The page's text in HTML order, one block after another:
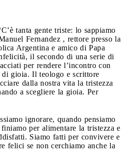
tanta gente triste: lo sappiamo
Fernandez , rettore presso la
Argentina e amico di Papa
il secondo di una serie di
per rendere l’incontro con
gioia. Il teologo e scrittore
dalla nostra vita la tristezza
a scegliere la gioia. Per
ignorare, quando pensiamo
per alimentare la tristezza e
Siamo fatti per convivere e
felici se non cerchiamo anche la